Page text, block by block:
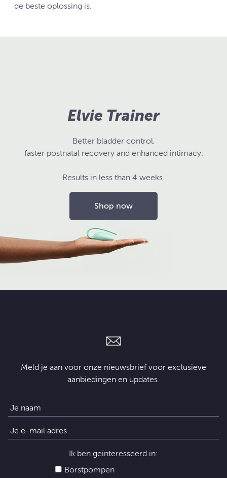
de beste oplossing is.
Elvie Trainer
Better bladder control,
faster postnatal recovery and enhanced intimacy.
Results in less than 4 weeks.
Shop now
Meld je aan voor onze nieuwsbrief voor exclusieve
aanbiedingen en updates.
Ik ben geïnteresseerd in:
Borstpompen